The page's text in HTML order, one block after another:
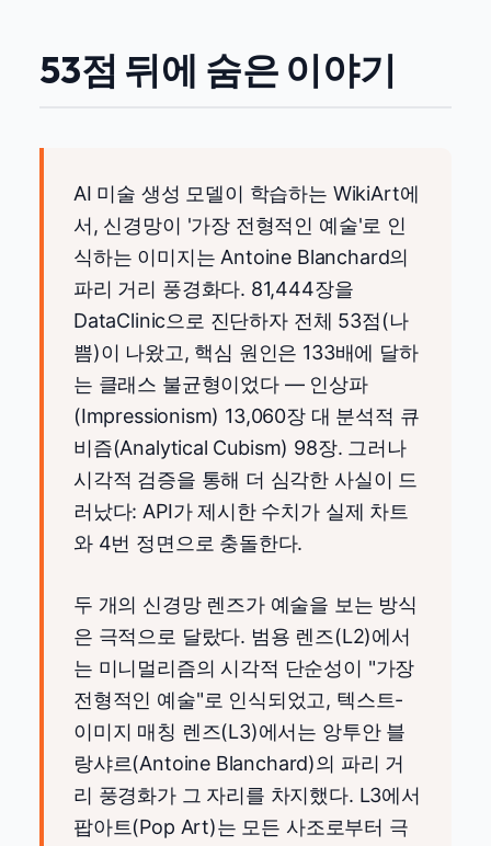
53점 뒤에 숨은 이야기
AI 미술 생성 모델이 학습하는 WikiArt에
서, 신경망이 '가장 전형적인 예술'로 인
식하는 이미지는 Antoine Blanchard의
파리 거리 풍경화다. 81,444장을
DataClinic으로 진단하자 전체 53점(나
쁨)이 나왔고, 핵심 원인은 133배에 달하
는 클래스 불균형이었다 — 인상파
(Impressionism) 13,060장 대 분석적 큐
비즘(Analytical Cubism) 98장. 그러나
시각적 검증을 통해 더 심각한 사실이 드
러났다: API가 제시한 수치가 실제 차트
와 4번 정면으로 충돌한다.
두 개의 신경망 렌즈가 예술을 보는 방식
은 극적으로 달랐다. 범용 렌즈(L2)에서
는 미니멀리즘의 시각적 단순성이 "가장
전형적인 예술"로 인식되었고, 텍스트-
이미지 매칭 렌즈(L3)에서는 앙투안 블
랑샤르(Antoine Blanchard)의 파리 거
리 풍경화가 그 자리를 차지했다. L3에서
팝아트(Pop Art)는 모든 사조로부터 극